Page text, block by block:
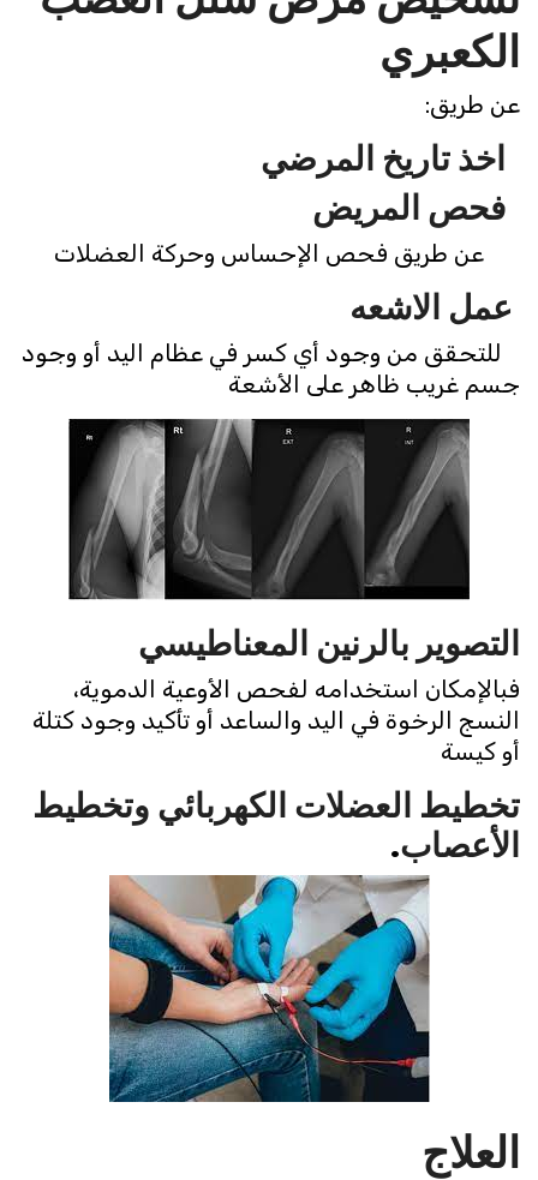
الكعبري
عن طريق:
اخذتاريخالمرضي
فحص المريض
عن طريق فحص الإحساس وحركة العضلات
عملالاشعه
للتحقق من وجود أي كسر في عظام اليد أو وجود
جسم غريب ظاهر على الأشعة
التصوير بالرنين المعناطيسي
فبالإمكان استخدامه لفحص الأوعية الدموية،
النسج الرخوة في اليد والساعد أو تأكيد وجود كتلة
أو كيسة
تخطيط العضلات الكهربائيوتخطيط
الأعصاب.
العلاج